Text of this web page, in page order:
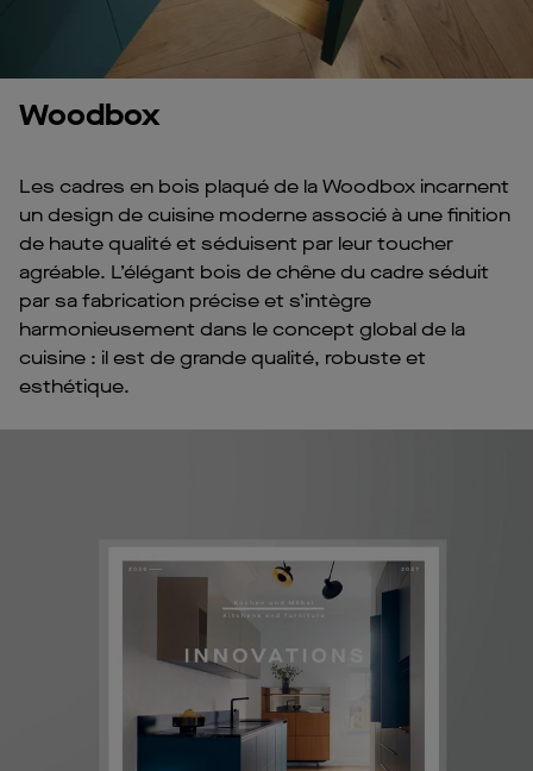
Woodbox
Les cadres en bois plaqué de la Woodbox incarnent
un design de cuisine moderne associé à une finition
de haute qualité et séduisent par leur toucher
agréable. L’élégant bois de chêne du cadre séduit
par sa fabrication précise et s’intègre
harmonieusement dans le concept global de la
cuisine : il est de grande qualité, robuste et
esthétique.